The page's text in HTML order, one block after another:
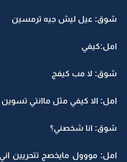
شوق: عيل ليش جيه ترمسين
امل:كيفي
شوق: لا مب كيفج
امل: الا كيفي مثل ماانتي تسوين
شوق: انا شخصني؟
امل: مووول مايخصج تتحريين اني